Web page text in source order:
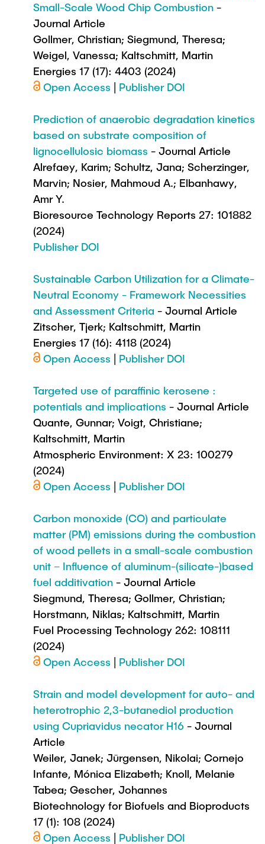
Small-Scale Wood Chip Combustion -
Journal Article
Gollmer, Christian; Siegmund, Theresa;
Weigel, Vanessa; Kaltschmitt, Martin
Energies 17 (17): 4403 (2024)
Open Access
Publisher DOI
Prediction of anaerobic degradation kinetics
based on substrate composition of
lignocellulosic biomass - Journal Article
Alrefaey, Karim; Schultz, Jana; Scherzinger,
Marvin; Nosier, Mahmoud A.; Elbanhawy,
Amr Y.
Bioresource Technology Reports 27: 101882
(2024)
Publisher DOI
Sustainable Carbon Utilization for a Climate-
Neutral Economy - Framework Necessities
and Assessment Criteria - Journal Article
Zitscher, Tjerk; Kaltschmitt, Martin
Energies 17 (16): 4118 (2024)
Open Access
Publisher DOI
Targeted use of paraffinic kerosene :
potentials and implications - Journal Article
Quante, Gunnar; Voigt, Christiane;
Kaltschmitt, Martin
Atmospheric Environment: X 23: 100279
(2024)
Open Access
Publisher DOI
Carbon monoxide (CO) and particulate
matter (PM) emissions during the combustion
of wood pellets in a small-scale combustion
unit – Influence of aluminum-(silicate-)based
fuel additivation - Journal Article
Siegmund, Theresa; Gollmer, Christian;
Horstmann, Niklas; Kaltschmitt, Martin
Fuel Processing Technology 262: 108111
(2024)
Open Access
Publisher DOI
Strain and model development for auto- and
heterotrophic 2,3-butanediol production
using Cupriavidus necator H16 - Journal
Article
Weiler, Janek; Jürgensen, Nikolai; Cornejo
Infante, Mónica Elizabeth; Knoll, Melanie
Tabea; Gescher, Johannes
Biotechnology for Biofuels and Bioproducts
17 (1): 108 (2024)
Open Access
Publisher DOI